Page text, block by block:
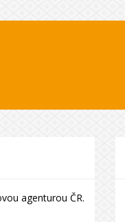
agenturou ČR.